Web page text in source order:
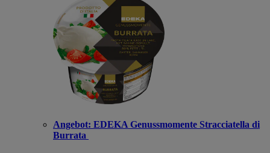
Angebot: EDEKA Genussmomente Stracciatella di
Burrata